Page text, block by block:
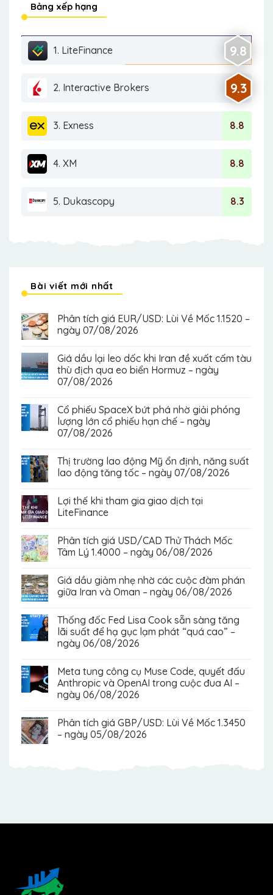
Bảng xếp hạng
1. LiteFinance 9.8
2. Interactive Brokers 9.3
3. Exness 8.8
4. XM 8.8
5. Dukascopy 8.3
Bài viết mới nhất
Phân tích giá EUR/USD: Lùi Về Mốc 1.1520 –
ngày 07/08/2026
Giá dầu lại leo dốc khi Iran đề xuất cấm tàu
thù địch qua eo biển Hormuz – ngày
07/08/2026
Cổ phiếu SpaceX bứt phá nhờ giải phóng
lượng lớn cổ phiếu hạn chế – ngày
07/08/2026
Thị trường lao động Mỹ ổn định, năng suất
lao động tăng tốc – ngày 07/08/2026
Lợi thế khi tham gia giao dịch tại
LiteFinance
Phân tích giá USD/CAD Thử Thách Mốc
Tâm Lý 1.4000 – ngày 06/08/2026
Giá dầu giảm nhẹ nhờ các cuộc đàm phán
giữa Iran và Oman – ngày 06/08/2026
Thống đốc Fed Lisa Cook sẵn sàng tăng
lãi suất để hạ gục lạm phát “quá cao” –
ngày 06/08/2026
Meta tung công cụ Muse Code, quyết đấu
Anthropic và OpenAI trong cuộc đua AI –
ngày 06/08/2026
Phân tích giá GBP/USD: Lùi Về Mốc 1.3450
– ngày 05/08/2026